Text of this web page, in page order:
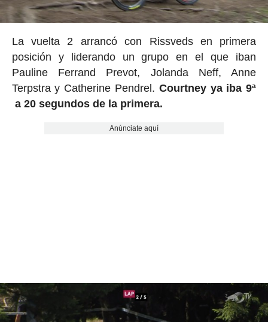
La vuelta 2 arrancó con Rissveds en primera
posición y liderando un grupo en el que iban
Pauline Ferrand Prevot, Jolanda Neff, Anne
Terpstra y Catherine Pendrel. Courtney ya iba 9ª
a 20 segundos de la primera.
Anúnciate aquí